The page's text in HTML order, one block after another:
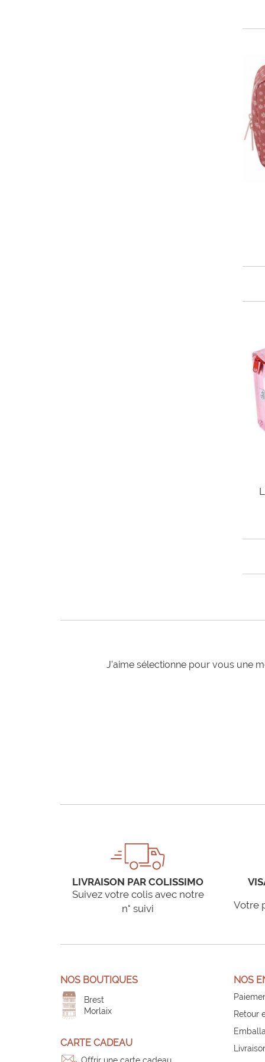
J'aime sélectionne pour vous une
LIVRAISON PAR COLISSIMO
Suivez votre colis avec notre
n° suivi
Votre
NOS BOUTIQUES
Brest
Morlaix
CARTE CADEAU
Offrir une carte cadeau
NOS
Retour